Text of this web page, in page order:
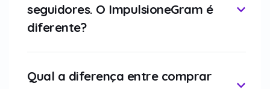
seguidores. O ImpulsioneGram é
diferente?
Qual a diferença entre comprar